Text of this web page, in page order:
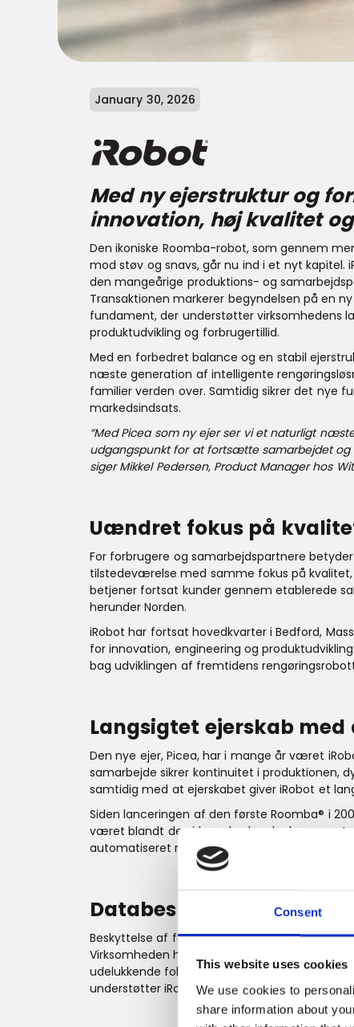
Consent
This website uses cookies
We use cookies to
share information about
January 30, 2026
Med ny ejerstruktur og
innovation, høj kvalitet
Den ikoniske Roomba-robot, som gennem
mod støv og snavs, går nu ind i et nyt
den mangeårige produktions- og
Transaktionen markerer begyndelsen på en
fundament, der understøtter virksomhedens
produktudvikling og forbrugertillid.
Med en forbedret balance og en stabil
næste generation af intelligente
familier verden over. Samtidig sikrer det nye
markedsindsats.
“Med Picea som ny ejer ser vi et naturligt
udgangspunkt for at fortsætte samarbejdet og
siger Mikkel Pedersen, Product Manager hos
Uændret fokus på
For forbrugere og samarbejdspartnere
tilstedeværelse med samme fokus på
betjener fortsat kunder gennem etablerede
herunder Norden.
iRobot har fortsat hovedkvarter i Bedford,
for innovation, engineering og
bag udviklingen af fremtidens
Langsigtet ejerskab
Den nye ejer, Picea, har i mange år været
samarbejde sikrer kontinuitet i produktionen,
samtidig med at ejerskabet giver iRobot et
Siden lanceringen af den første Roomba® i
været blandt de virksomheder, der har været
automatiseret rengøring i hjemmet.
Databeskyttelse
Beskyttelse af forbrugernes data og privatliv
Virksomheden har oprettet et særskilt
udelukkende fokuserer på at holde
understøtter iRobots langsigtede fokus på